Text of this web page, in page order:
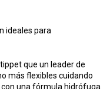
ideales para
que un leader de
más flexibles cuidando
una fórmula hidrófuga